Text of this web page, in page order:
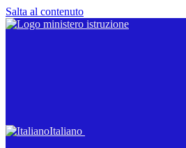
Salta al contenuto
Italiano